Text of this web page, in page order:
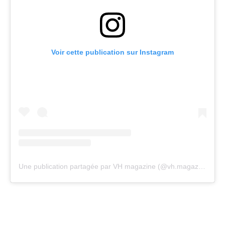
Voir cette publication sur Instagram
Une publication partagée par VH magazine (@vh.magazine)